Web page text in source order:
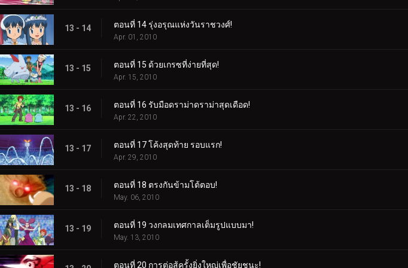
13 - 14 ตอนที่ 14 รุ่งอรุณแห่งวันราชวงศ์!
Apr. 01, 2010
13 - 15 ตอนที่ 15 ด้วยเกรซที่ง่ายที่สุด!
Apr. 15, 2010
13 - 16 ตอนที่ 16 รับมือดราม่าดราม่าสุดเดือด!
Apr. 22, 2010
13 - 17 ตอนที่ 17 โค้งสุดท้าย รอบแรก!
Apr. 29, 2010
13 - 18 ตอนที่ 18 ตรงกันข้ามโต้ตอบ!
May. 06, 2010
13 - 19 ตอนที่ 19 วงกลมเทศกาลเต็มรูปแบบมา!
May. 13, 2010
ตอนที่ 20 การต่อสู้ครั้งยิ่งใหญ่เพื่อชัยชนะ!